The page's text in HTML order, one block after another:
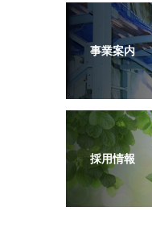
事業案内
採用情報